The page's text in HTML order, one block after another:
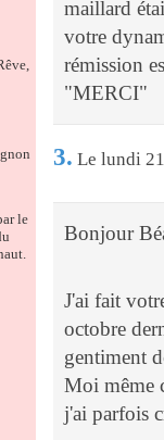
maillard
votre
rémission
"MERCI"
3. Le lundi
Bonjour
J'ai fait
octobre
gentiment
Moi même
j'ai parfois
le